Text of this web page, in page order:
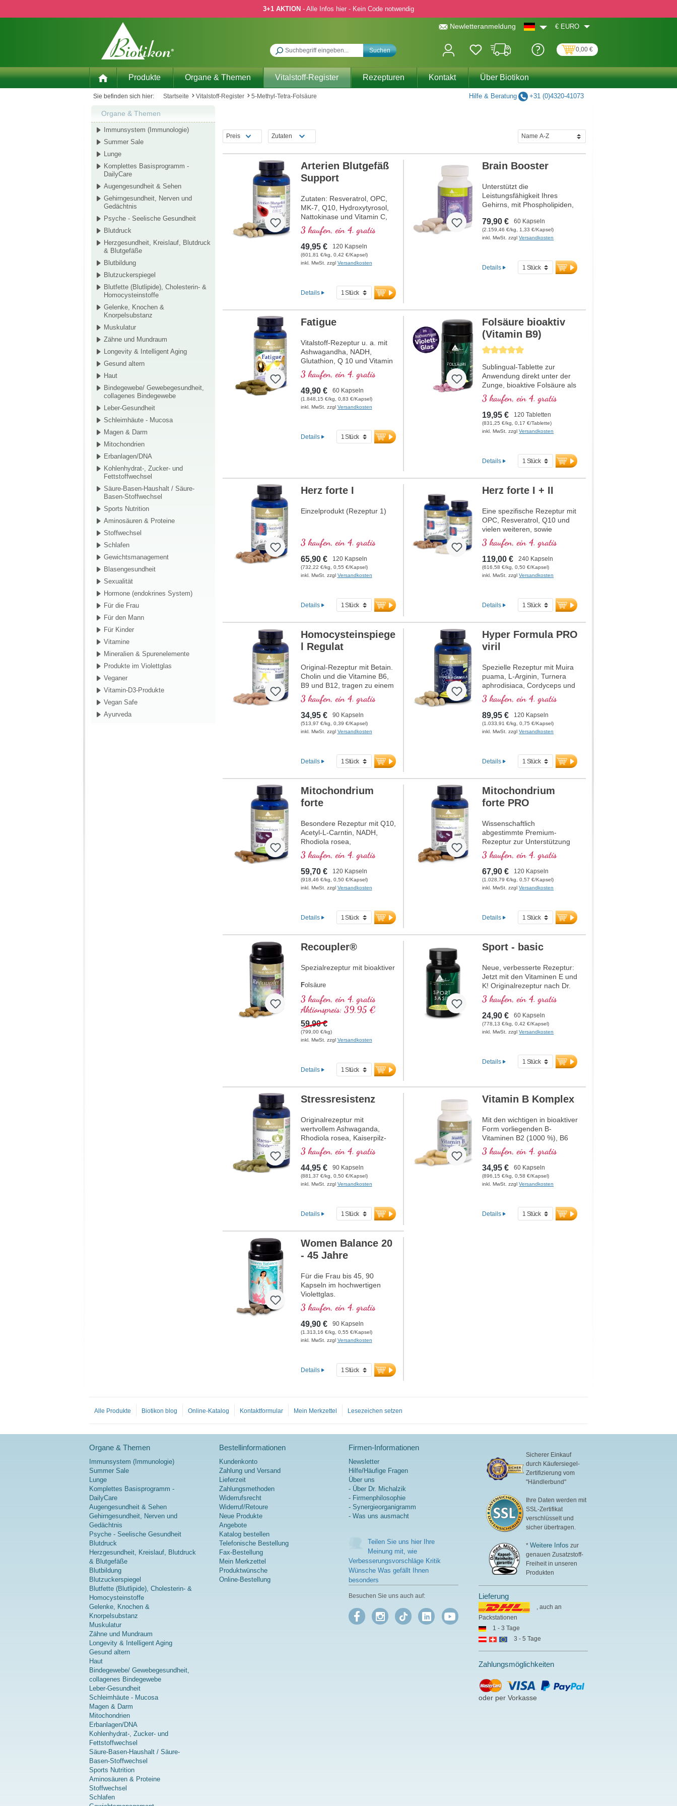
3+1 AKTION - Alle Infos hier - Kein Code notwendig
Newletteranmeldung € EURO
Suchen 0,00 €
Produkte Organe & Themen Vitalstoff-Register Rezepturen Kontakt Über Biotikon
Sie befinden sich hier: Startseite Vitalstoff-Register 5-Methyl-Tetra-Folsäure Hilfe & Beratung +31 (0)4320-41073
Organe & Themen
Immunsystem (Immunologie)
Summer Sale
Lunge
Komplettes Basisprogramm -
DailyCare
Augengesundheit & Sehen
Gehirngesundheit, Nerven und
Gedächtnis
Psyche - Seelische Gesundheit
Blutdruck
Herzgesundheit, Kreislauf, Blutdruck
& Blutgefäße
Blutbildung
Blutzuckerspiegel
Blutfette (Blutlipide), Cholesterin- &
Homocysteinstoffe
Gelenke, Knochen &
Knorpelsubstanz
Muskulatur
Zähne und Mundraum
Longevity & Intelligent Aging
Gesund altern
Haut
Bindegewebe/ Gewebegesundheit,
collagenes Bindegewebe
Leber-Gesundheit
Schleimhäute - Mucosa
Magen & Darm
Mitochondrien
Erbanlagen/DNA
Kohlenhydrat-, Zucker- und
Fettstoffwechsel
Säure-Basen-Haushalt / Säure-
Basen-Stoffwechsel
Sports Nutrition
Aminosäuren & Proteine
Stoffwechsel
Schlafen
Gewichtsmanagement
Blasengesundheit
Sexualität
Hormone (endokrines System)
Für die Frau
Für den Mann
Für Kinder
Vitamine
Mineralien & Spurenelemente
Produkte im Violettglas
Veganer
Vitamin-D3-Produkte
Vegan Safe
Ayurveda
Preis Zutaten
Arterien Blutgefäß
Support
Zutaten: Resveratrol, OPC,
MK-7, Q10, Hydroxytyrosol,
Nattokinase und Vitamin C,
welches zu einer normalen
Kollagenbildung für eine
normale Funktion der
Blutgefäße beiträgt. Die B-
Vitamine liegen in bioaktiver
3 kaufen, ein 4. gratis
49,95 € 120 Kapseln
(601,81 €/kg, 0,42 €/Kapsel)
inkl. MwSt. zzgl Versandkosten
Details
Brain Booster
Unterstützt die
Leistungsfähigkeit Ihres
Gehirns, mit Phospholipiden,
sowie bioaktiver Folsäure und
bioaktivem Vitamin B12.
79,90 € 60 Kapseln
(2.159,46 €/kg, 1,33 €/Kapsel)
inkl. MwSt. zzglVersandkosten
Details
Fatigue
Vitalstoff-Rezeptur u. a. mit
Ashwagandha, NADH,
Glutathion, Q 10 und Vitamin
B12, welches zur
Verringerung von Müdigkeit
und Ermüdung beiträgt.
3 kaufen, ein 4. gratis
49,90 € 60 Kapseln
(1.848,15 €/kg, 0,83 €/Kapsel)
inkl. MwSt. zzgl Versandkosten
Details
Durchschnittliche Bewertung von 5 von 5 Sternen
Folsäure bioaktiv
(Vitamin B9)
Sublingual-Tablette zur
Anwendung direkt unter der
Zunge, bioaktive Folsäure als
Methyltetrahydrofolat (5-
MTHF) ohne Zusatzstoffe, im
Violettglas
3 kaufen, ein 4. gratis
19,95 € 120 Tabletten
(831,25 €/kg, 0,17 €/Tablette)
inkl. MwSt. zzglVersandkosten
Details
Herz forte I
Einzelprodukt (Rezeptur 1)
3 kaufen, ein 4. gratis
65,90 € 120 Kapseln
(732,22 €/kg, 0,55 €/Kapsel)
inkl. MwSt. zzgl Versandkosten
Details
Herz forte I + II
Eine spezifische Rezeptur mit
OPC, Resveratrol, Q10 und
vielen weiteren, sowie
Thiamin, welches zu einer
normalen Herzfunktion
beiträgt. (Rezeptur 1 und
Rezeptur 2)
3 kaufen, ein 4. gratis
119,00 € 240 Kapseln
(616,58 €/kg, 0,50 €/Kapsel)
inkl. MwSt. zzglVersandkosten
Details
Homocysteinspiege
l Regulat
Original-Rezeptur mit Betain.
Cholin und die Vitamine B6,
B9 und B12, tragen zu einem
normalen Homocystein-
Stoffwechsel bei. Betain muss
mit mind. 1,5 g enthalten
sein, um eine Wirkung auf
den Homocysteinspiegel zu
3 kaufen, ein 4. gratis
34,95 € 90 Kapseln
(513,97 €/kg, 0,39 €/Kapsel)
inkl. MwSt. zzgl Versandkosten
Details
Hyper Formula PRO
viril
Spezielle Rezeptur mit Muira
puama, L-Arginin, Turnera
aphrodisiaca, Cordyceps und
organisch gebundenem Zink,
welches zum Erhalt einer
normalen Zeugungsfähigkeit
und zu einem normalen
Testosteronspiegel im Blut
3 kaufen, ein 4. gratis
89,95 € 120 Kapseln
(1.033,91 €/kg, 0,75 €/Kapsel)
inkl. MwSt. zzglVersandkosten
Details
Mitochondrium
forte
Besondere Rezeptur mit Q10,
Acetyl-L-Carntin, NADH,
Rhodiola rosea,
Phosphatidylserin, Glutathion,
Cordyceps und Kupfer,
welches zu einem normalen
Stoffwechsel zur
Energiegewinnung beiträgt (in
3 kaufen, ein 4. gratis
59,70 € 120 Kapseln
(918,46 €/kg, 0,50 €/Kapsel)
inkl. MwSt. zzgl Versandkosten
Details
Mitochondrium
forte PRO
Wissenschaftlich
abgestimmte Premium-
Rezeptur zur Unterstützung
des Energiestoffwechsels,
Zellgesundheit und die
Zellatmung in den
Mitochondrien. Enthält
Resveratrol, OPC, Q10,
Energiestoffwechsels sowie
bioaktive Folsäure
direkt verwendet werden
kann. Mit R-Alpha-Liponsäure
Lipoat-Form. Vegan,
gentechnikfrei und in
Deutschland produziert.
Aluminiumfreie Versiegelung
und über 20 Jahre Erfahrung
garantieren höchste Qualität.
Von Ärzten entwickelt.
3 kaufen, ein 4. gratis
67,90 € 120 Kapseln
(1.028,79 €/kg, 0,57 €/Kapsel)
inkl. MwSt. zzglVersandkosten
Details
Recoupler®
Spezialrezeptur mit bioaktiver
Folsäure
Arginin
Lycopin
Curcuma
Curcumin
Ascorbinsäure
Resveratrol
(Vitamin B12)
3 kaufen, ein 4. gratis
Aktionspreis: 39,95 €
59,90 €
(799,00 €/kg)
inkl. MwSt. zzgl Versandkosten
Details
Sport - basic
Neue, verbesserte Rezeptur:
Jetzt mit den Vitaminen E und
K! Originalrezeptur nach Dr.
med. Michalzik, basierend auf
modernster
wissenschaftlicher
Forschung. B-Vitamine 2, 6,
12 und Folsäure in bioaktiver
3 kaufen, ein 4. gratis
24,90 € 60 Kapseln
(778,13 €/kg, 0,42 €/Kapsel)
inkl. MwSt. zzglVersandkosten
Details
Stressresistenz
Originalrezeptur mit
wertvollem Ashwaganda,
Rhodiola rosea, Kaiserpilz-
Extrakt, Reishi und
Pantothensäure, welche zu
einer normalen geistigen
Leistung beiträgt. Vitamin E
trägt zum Schutz der Zellen
3 kaufen, ein 4. gratis
44,95 € 90 Kapseln
(881,37 €/kg, 0,50 €/Kapsel)
inkl. MwSt. zzgl Versandkosten
Details
Vitamin B Komplex
Mit den wichtigen in bioaktiver
Form vorliegenden B-
Vitaminen B2 (1000 %), B6
(1000 %), B12 (5000 %) und
Folsäure (400 %) sowie allen
anderen B-Vitaminen. Mit
Methylcobalamin und
Adenosylcobalamin.
3 kaufen, ein 4. gratis
34,95 € 60 Kapseln
(896,15 €/kg, 0,58 €/Kapsel)
inkl. MwSt. zzglVersandkosten
Details
Women Balance 20
- 45 Jahre
Für die Frau bis 45, 90
Kapseln im hochwertigen
Violettglas.
3 kaufen, ein 4. gratis
49,90 € 90 Kapseln
(1.313,16 €/kg, 0,55 €/Kapsel)
inkl. MwSt. zzgl Versandkosten
Details
Alle Produkte Biotikon blog Online-Katalog Kontaktformular Mein Merkzettel Lesezeichen setzen
Organe & Themen
Immunsystem (Immunologie)
Summer Sale
Lunge
Komplettes Basisprogramm -
DailyCare
Augengesundheit & Sehen
Gehirngesundheit, Nerven und
Gedächtnis
Psyche - Seelische Gesundheit
Blutdruck
Herzgesundheit, Kreislauf, Blutdruck
& Blutgefäße
Blutbildung
Blutzuckerspiegel
Blutfette (Blutlipide), Cholesterin- &
Homocysteinstoffe
Gelenke, Knochen &
Knorpelsubstanz
Muskulatur
Zähne und Mundraum
Longevity & Intelligent Aging
Gesund altern
Haut
Bindegewebe/ Gewebegesundheit,
collagenes Bindegewebe
Leber-Gesundheit
Schleimhäute - Mucosa
Magen & Darm
Mitochondrien
Erbanlagen/DNA
Kohlenhydrat-, Zucker- und
Fettstoffwechsel
Säure-Basen-Haushalt / Säure-
Basen-Stoffwechsel
Sports Nutrition
Aminosäuren & Proteine
Stoffwechsel
Schlafen
Bestellinformationen
Kundenkonto
Zahlung und Versand
Lieferzeit
Zahlungsmethoden
Widerrufsrecht
Widerruf/Retoure
Neue Produkte
Angebote
Katalog bestellen
Telefonische Bestellung
Fax-Bestellung
Mein Merkzettel
Produktwünsche
Online-Bestellung
Firmen-Informationen
Newsletter
Hilfe/Häufige Fragen
Über uns
- Über Dr. Michalzik
- Firmenphilosophie
- Synergieorganigramm
- Was uns ausmacht
Teilen Sie uns hier Ihre
Meinung mit, wie
Verbesserungsvorschläge Kritik
Wünsche Was gefällt Ihnen
besonders
Besuchen Sie uns auch auf:
Sicherer Einkauf
durch Käufersiegel-
Zertifizierung vom
"Händlerbund"
Ihre Daten werden mit
SSL-Zertifikat
verschlüsselt und
sicher übertragen.
*Weitere Infos zur
genauen Zusatzstoff-
Freiheit in unseren
Produkten
Lieferung
, auch an
Packstationen
1 - 3 Tage
3 - 5 Tage
Zahlungsmöglichkeiten
oder per Vorkasse